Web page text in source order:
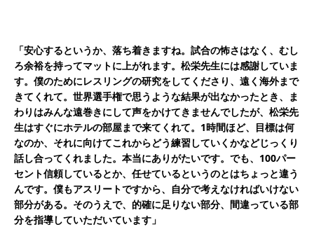
「安心するというか、落ち着きますね。試合の怖さはなく、むし
ろ余裕を持ってマットに上がれます。松栄先生には感謝していま
す。僕のためにレスリングの研究をしてくださり、遠く海外まで
きてくれて。世界選手権で思うような結果が出なかったとき、ま
わりはみんな遠巻きにして声をかけてきませんでしたが、松栄先
生はすぐにホテルの部屋まで来てくれて。1時間ほど、目標は何
なのか、それに向けてこれからどう練習していくかなどじっくり
話し合ってくれました。本当にありがたいです。でも、100パー
セント信頼しているとか、任せているというのとはちょっと違う
んです。僕もアスリートですから、自分で考えなければいけない
部分がある。そのうえで、的確に足りない部分、間違っている部
分を指導していただいています」